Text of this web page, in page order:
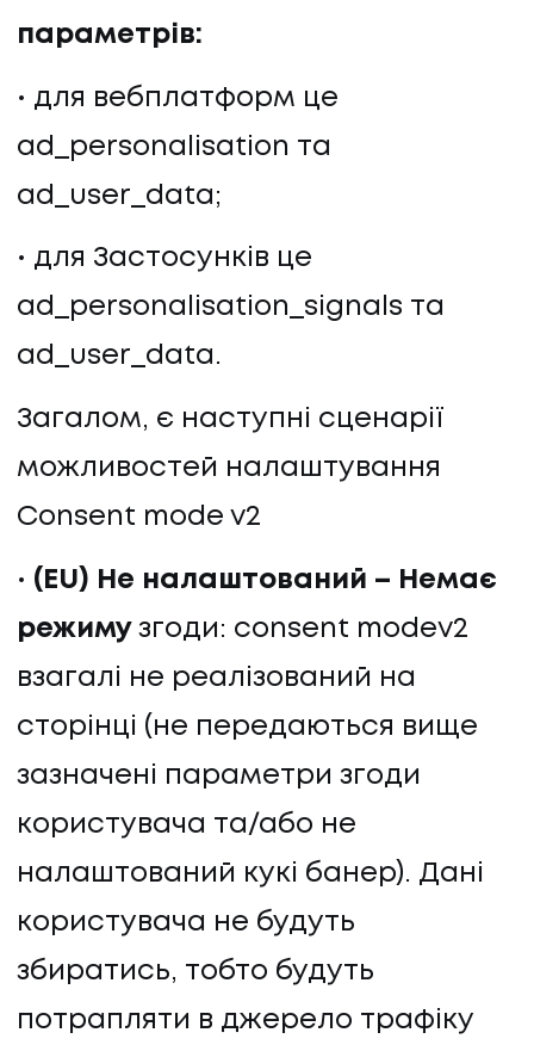
параметрів:
для вебплатформ це
ad_personalisation та
ad_user_data;
для Застосунків це
ad_personalisation_signals та
ad_user_data.
Загалом, є наступні сценарії
можливостей налаштування
Consent mode v2
(EU) Не налаштований – Немає
режиму згоди: consent modev2
взагалі не реалізований на
сторінці (не передаються вище
зазначені параметри згоди
користувача та/або не
налаштований кукі банер). Дані
користувача не будуть
збиратись, тобто будуть
потрапляти в джерело трафіку